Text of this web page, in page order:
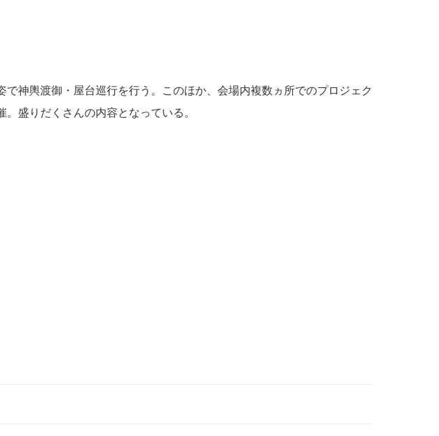
神輿渡御・屋台巡行を行う。このほか、会場内複数ヵ所でのプロジェク
盛りだくさんの内容となっている。